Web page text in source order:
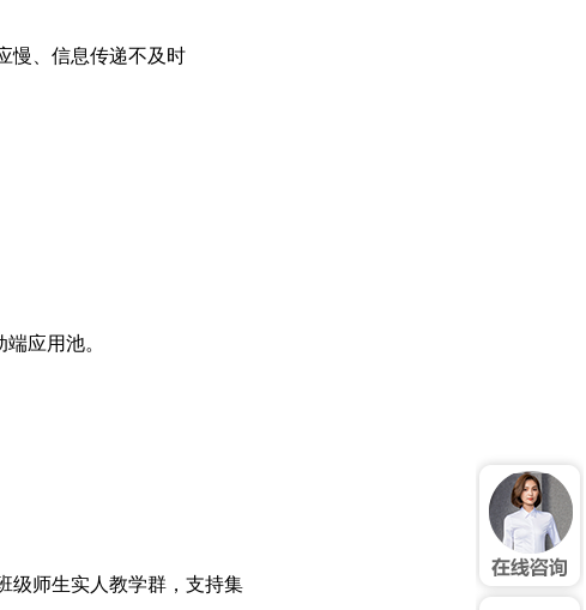
慢、信息传递不及时
应用池。
级师生实人教学群，支持集